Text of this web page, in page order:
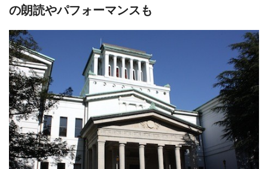
の朗読やパフォーマンスも